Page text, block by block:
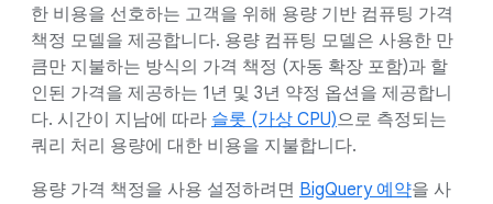
한 비용을 선호하는 고객을 위해 용량 기반 컴퓨팅 가격
책정 모델을 제공합니다. 용량 컴퓨팅 모델은 사용한 만
큼만 지불하는 방식의 가격 책정 (자동 확장 포함)과 할
인된 가격을 제공하는 1년 및 3년 약정 옵션을 제공합니
다. 시간이 지남에 따라 슬롯 (가상 CPU)으로 측정되는
쿼리 처리 용량에 대한 비용을 지불합니다.
용량 가격 책정을 사용 설정하려면 BigQuery 예약을 사